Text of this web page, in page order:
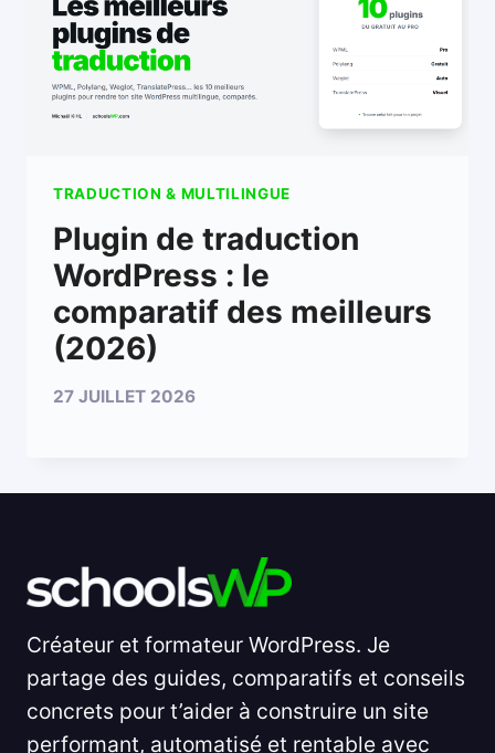
TRADUCTION & MULTILINGUE
Plugin de traduction
WordPress : le
comparatif des meilleurs
(2026)
27 JUILLET 2026
Créateur et formateur WordPress. Je
partage des guides, comparatifs et conseils
concrets pour t’aider à construire un site
performant, automatisé et rentable avec